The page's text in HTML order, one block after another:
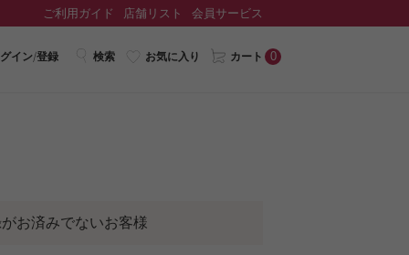
ご利用ガイド 店舗リスト 会員サービス
イン/登録 検索 お気に入り カート 0
お済みでないお客様